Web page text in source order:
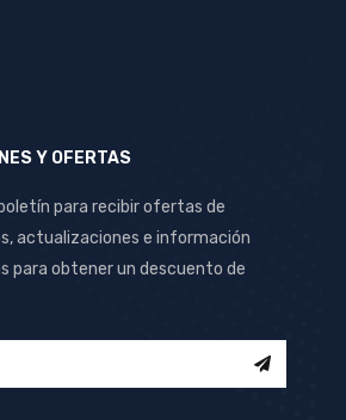
Y OFERTAS
para recibir ofertas de
actualizaciones e información
para obtener un descuento de